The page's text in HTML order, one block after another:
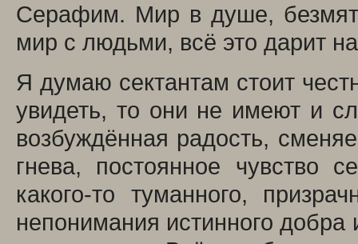
Серафим. Мир в душе,
мир с людьми, всё это дарит
Я думаю сектантам стоит
увидеть, то они не имеют и
возбуждённая радость,
гнева, постоянное чувство
какого-то туманного,
непонимания истинного